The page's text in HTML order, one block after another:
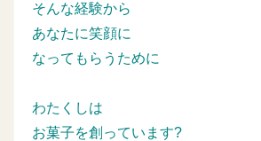
そんな経験から
あなたに笑顔に
なってもらうために
わたくしは
お菓子を創っています?